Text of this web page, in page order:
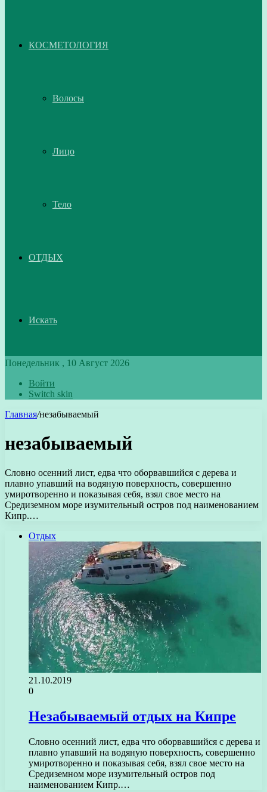
КОСМЕТОЛОГИЯ
Волосы
Лицо
Тело
ОТДЫХ
Искать
Понедельник , 10 Август 2026
Войти
Switch skin
Главная/незабываемый
незабываемый
Словно осенний лист, едва что оборвавшийся с дерева и
плавно упавший на водяную поверхность, совершенно
умиротворенно и показывая себя, взял свое место на
Средиземном море изумительный остров под наименованием
Кипр.…
Отдых
21.10.2019
0
Незабываемый отдых на Кипре
Словно осенний лист, едва что оборвавшийся с дерева и
плавно упавший на водяную поверхность, совершенно
умиротворенно и показывая себя, взял свое место на
Средиземном море изумительный остров под
наименованием Кипр.…